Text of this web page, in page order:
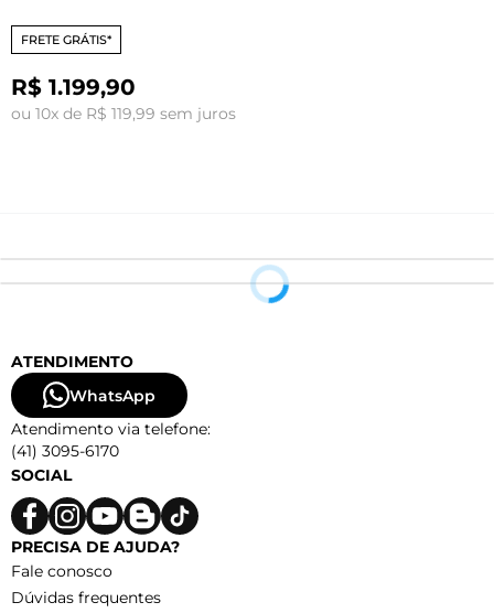
FRETE GRÁTIS*
R$ 1.199,90
ou 10x de R$ 119,99 sem juros
ATENDIMENTO
WhatsApp
Atendimento via telefone:
(41) 3095-6170
SOCIAL
PRECISA DE AJUDA?
Fale conosco
Dúvidas frequentes